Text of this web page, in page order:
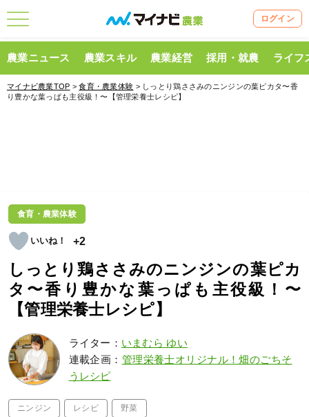
ログイン
農業ニュース 農業スキル 農業経営 採用・就農 ライフ
マイナビ農業TOP >食育・農業体験 > しっとり鶏ささみのニンジンの葉ピカタ〜香
り豊かな葉っぱも主役級！〜【管理栄養士レシピ】
食育・農業体験
+2
しっとり鶏ささみのニンジンの葉ピカ
タ〜香り豊かな葉っぱも主役級！〜
【管理栄養士レシピ】
ライター： いまむら ゆい
連載企画： 管理栄養士オリジナル！畑のごちそ
うレシピ
ニンジン レシピ 野菜